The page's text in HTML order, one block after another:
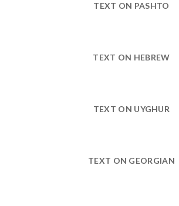
TEXT ON PASHTO
TEXT ON HEBREW
TEXT ON UYGHUR
TEXT ON GEORGIAN